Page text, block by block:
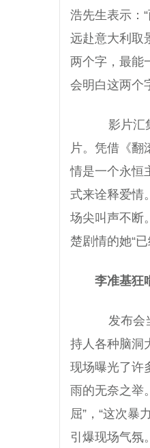
浩先生表示：
远赴意大利取
两个字，最能
会明白这两个
影片汇
片。凭借《翻
情是一个永恒
式来诠释爱情
场尖叫声不断
楚剧情的她“
李准基狂
发布会
持人各种脑洞
现场曝光了许
雨的无奈之举
屈”，“这次暴
引爆现场气氛